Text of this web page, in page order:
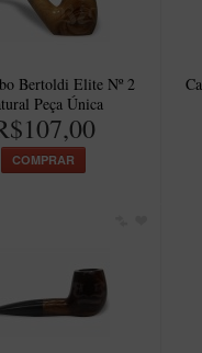
Bertoldi Elite Nº 2
Peça Única
COMPRAR